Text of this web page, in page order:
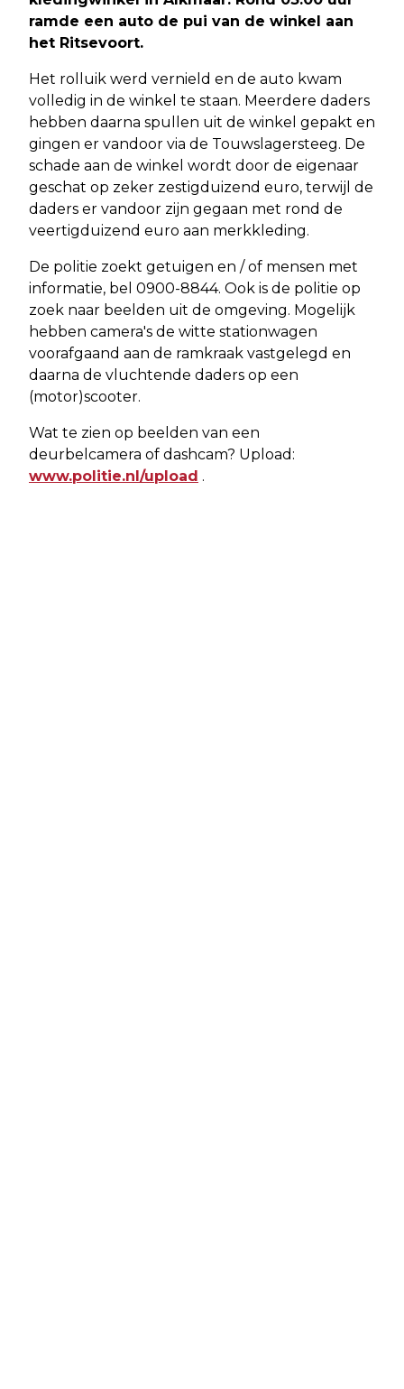
ramde een auto de pui van de winkel aan
het Ritsevoort.
Het rolluik werd vernield en de auto kwam
volledig in de winkel te staan. Meerdere daders
hebben daarna spullen uit de winkel gepakt en
gingen er vandoor via de Touwslagersteeg. De
schade aan de winkel wordt door de eigenaar
geschat op zeker zestigduizend euro, terwijl de
daders er vandoor zijn gegaan met rond de
veertigduizend euro aan merkkleding.
De politie zoekt getuigen en / of mensen met
informatie, bel 0900-8844. Ook is de politie op
zoek naar beelden uit de omgeving. Mogelijk
hebben camera's de witte stationwagen
voorafgaand aan de ramkraak vastgelegd en
daarna de vluchtende daders op een
(motor)scooter.
Wat te zien op beelden van een
deurbelcamera of dashcam? Upload:
www.politie.nl/upload .